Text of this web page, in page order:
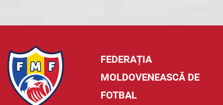
FEDERAȚIA
MOLDOVENEASCĂ DE
FOTBAL